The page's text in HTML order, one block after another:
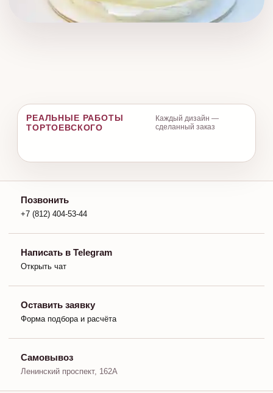
РЕАЛЬНЫЕ РАБОТЫ
ТОРТОЕВСКОГО
Каждый дизайн —
сделанный заказ
Позвонить
+7 (812) 404‑53‑44
Написать в Telegram
Открыть чат
Оставить заявку
Форма подбора и расчёта
Самовывоз
Ленинский проспект, 162А